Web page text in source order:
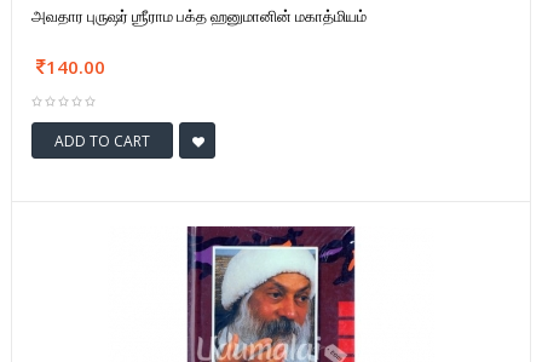
அவதார புருஷர் ஶ்ரீராம பக்த ஹனுமானின் மகாத்மியம்
140.00
ADD TO CART